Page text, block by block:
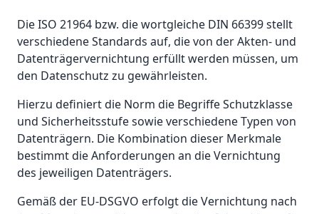
Die ISO 21964 bzw. die wortgleiche DIN 66399 stellt
verschiedene Standards auf, die von der Akten- und
Datenträgervernichtung erfüllt werden müssen, um
den Datenschutz zu gewährleisten.
Hierzu definiert die Norm die Begriffe Schutzklasse
und Sicherheitsstufe sowie verschiedene Typen von
Datenträgern. Die Kombination dieser Merkmale
bestimmt die Anforderungen an die Vernichtung
des jeweiligen Datenträgers.
Gemäß der EU-DSGVO erfolgt die Vernichtung nach